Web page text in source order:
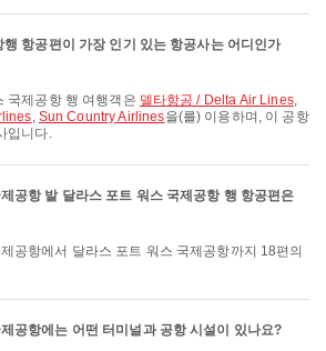
항공편이 가장 인기 있는 항공사는 어디인가
국제공항 행 여행객은 델타항공 / Delta Air Lines,
, Sun Country Airlines을(를) 이용하며, 이 공항
입니다.
공항 발 달라스 포트 워스 국제공항 행 항공편은
공항에는 어떤 터미널과 공항 시설이 있나요?